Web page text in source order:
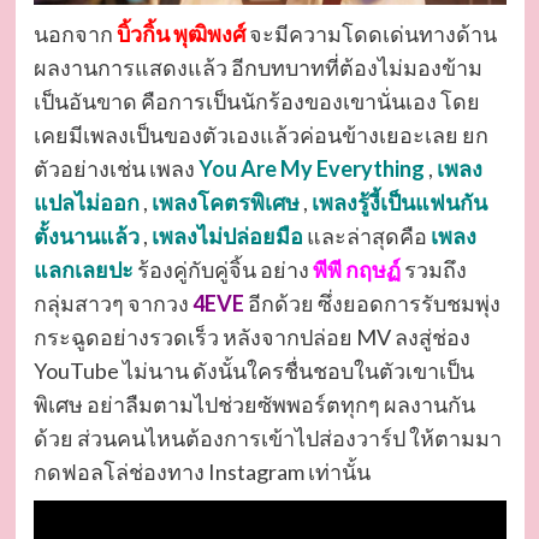
นอกจากบิ้วกิ้น พุฒิพงศ์ จะมีความโดดเด่นทางด้าน
ผลงานการแสดงแล้ว อีกบทบาทที่ต้องไม่มองข้าม
เป็นอันขาด คือการเป็นนักร้องของเขานั่นเอง โดย
เคยมีเพลงเป็นของตัวเองแล้วค่อนข้างเยอะเลย ยก
ตัวอย่างเช่น เพลงYou Are My Everything , เพลง
แปลไม่ออก, เพลงโคตรพิเศษ , เพลงรู้งี้เป็นแฟนกัน
ตั้งนานแล้ว , เพลงไม่ปล่อยมือ และล่าสุดคือ เพลง
แลกเลยปะ ร้องคู่กับคู่จิ้น อย่างพีพี กฤษฏ์รวมถึง
กลุ่มสาวๆ จากวง4EVE อีกด้วย ซึ่งยอดการรับชมพุ่ง
กระฉูดอย่างรวดเร็ว หลังจากปล่อย MV ลงสู่ช่อง
YouTube ไม่นาน ดังนั้นใครชื่นชอบในตัวเขาเป็น
พิเศษ อย่าลืมตามไปช่วยซัพพอร์ตทุกๆ ผลงานกัน
ด้วย ส่วนคนไหนต้องการเข้าไปส่องวาร์ป ให้ตามมา
กดฟอลโล่ช่องทาง Instagram เท่านั้น